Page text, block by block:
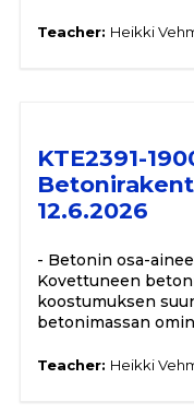
Teacher: Heikki
KTE2391-
12.6.2026
- Betonin osa-
Kovettuneen
koostumuksen
betonimassan
Teacher: Heikki